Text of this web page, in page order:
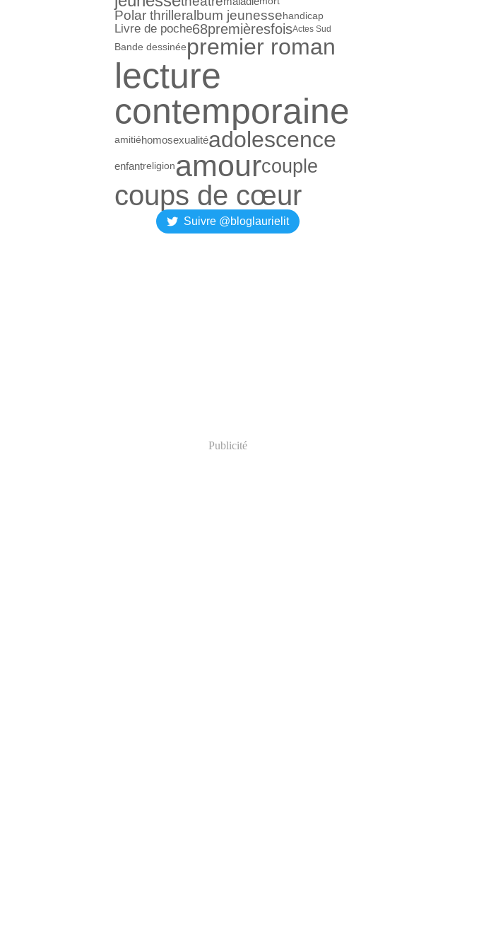
Polar thrilleralbum jeunessehandicap
Livre de poche68premièresfoisActes Sud
Bande dessinée premier roman
lecture
contemporaine
amitiéhomosexualitéadolescence
enfantreligionamourcouple
coups de cœur
Suivre @bloglaurielit
Publicité